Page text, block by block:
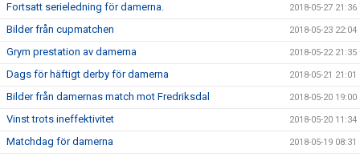
Fortsatt serieledning för damerna. 2018-05-27 21:36
Bilder från cupmatchen 2018-05-23 22:04
Grym prestation av damerna 2018-05-22 21:35
Dags för häftigt derby för damerna 2018-05-21 21:01
Bilder från damernas match mot Fredriksdal 2018-05-20 19:00
Vinst trots ineffektivitet 2018-05-20 11:34
Matchdag för damerna 2018-05-19 08:31